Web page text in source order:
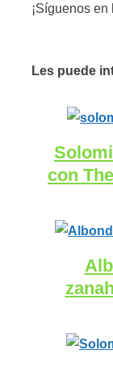
¡Síguenos
Les puede
con